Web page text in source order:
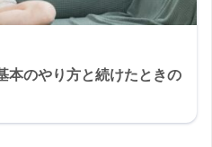
本のやり方と続けたときの